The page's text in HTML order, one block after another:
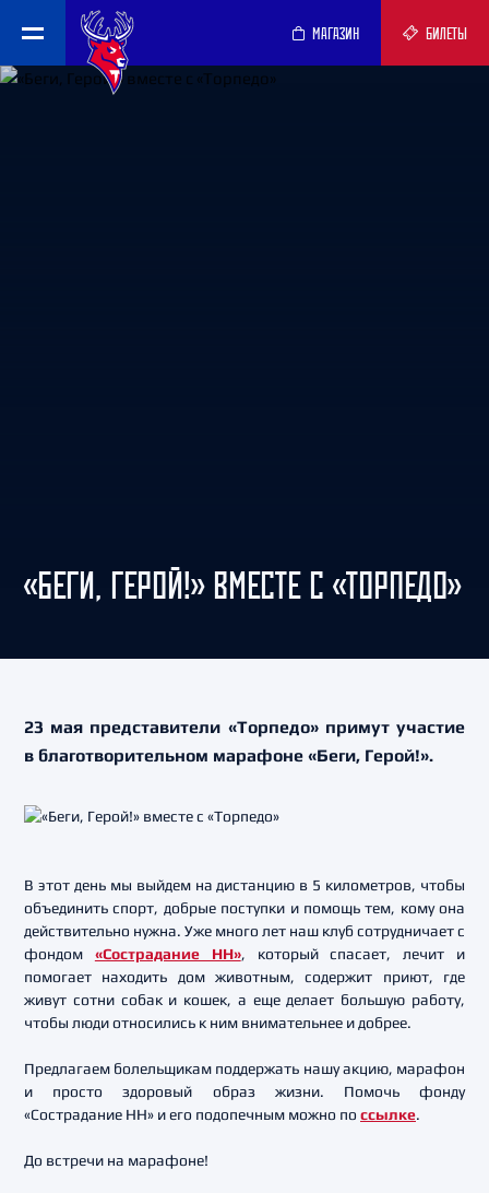
МАГАЗИН БИЛЕТЫ
«БЕГИ, ГЕРОЙ!» ВМЕСТЕ С «ТОРПЕДО»
23 мая представители «Торпедо» примут участие
в благотворительном марафоне «Беги, Герой!».
В этот день мы выйдем на дистанцию в 5 километров, чтобы
объединить спорт, добрые поступки и помощь тем, кому она
действительно нужна. Уже много лет наш клуб сотрудничает с
фондом «Сострадание НН», который спасает, лечит и
помогает находить дом животным, содержит приют, где
живут сотни собак и кошек, а еще делает большую работу,
чтобы люди относились к ним внимательнее и добрее.
Предлагаем болельщикам поддержать нашу акцию, марафон
и просто здоровый образ жизни. Помочь фонду
«Сострадание НН» и его подопечным можно по ссылке.
До встречи на марафоне!